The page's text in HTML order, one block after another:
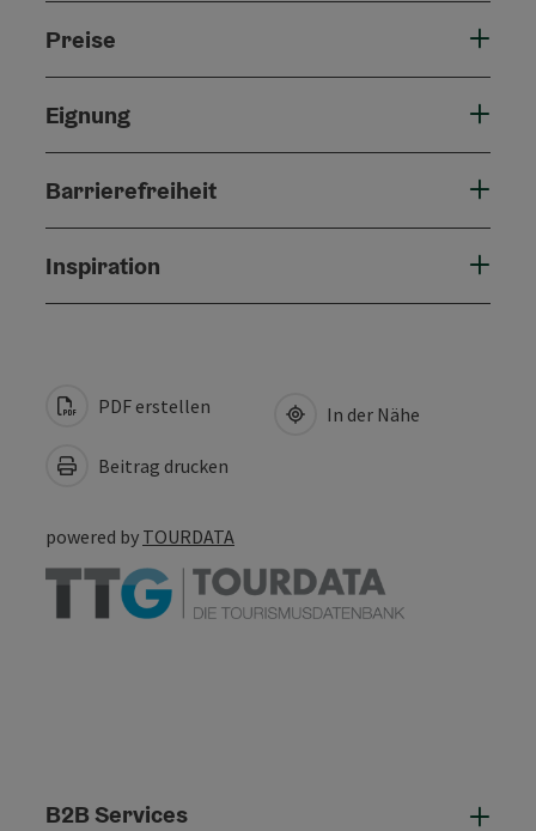
Preise
Eignung
Barrierefreiheit
Inspiration
PDF erstellen
Beitrag drucken
In der Nähe
powered by TOURDATA
B2B Services